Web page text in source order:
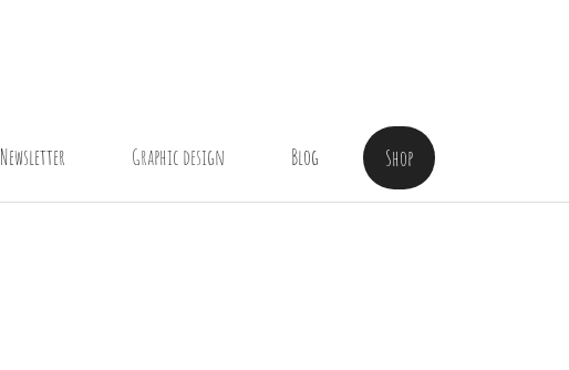
Newsletter Graphic design Blog Shop